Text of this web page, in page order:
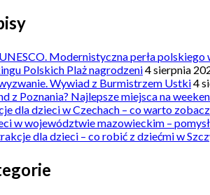
Modernistyczna perła
Polskich Plaż nagrodzeni4 sierpnia
Wywiad z Burmistrzem Ustki4
z Poznania? Najlepsze miejsca na
dla dzieci w Czechach – co warto
w województwie mazowieckim –
dla dzieci – co robić z dziećmi w